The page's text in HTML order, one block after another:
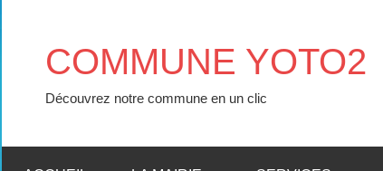
COMMUNE YOTO2
Découvrez notre commune en un clic